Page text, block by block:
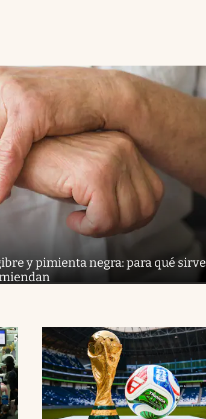
y pimienta negra: para qué sirve